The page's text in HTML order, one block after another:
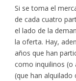
Si se toma el
de cada cuatro
el lado de la
la oferta. Hay,
años que han
como inquilinos (o
(que han alquilado